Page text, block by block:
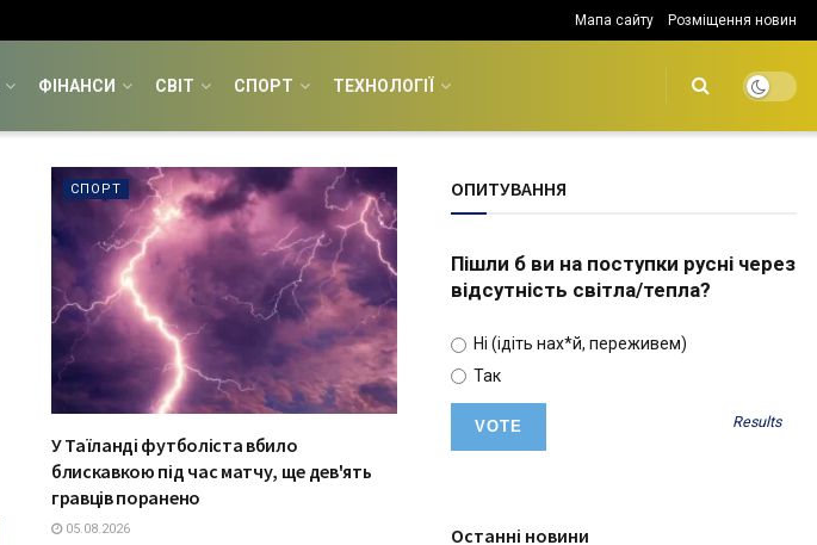
Мапа сайту Розміщення новин
ФІНАНСИ СВІТ СПОРТ ТЕХНОЛОГІЇ
СПОРТ
У Таїланді футболіста вбило
блискавкою під час матчу, ще дев'ять
гравців поранено
05.08.2026
ОПИТУВАННЯ
Пішли б ви на поступки русні через
відсутність світла/тепла?
Ні (ідіть нах*й, переживем)
Так
Results
Останні новини